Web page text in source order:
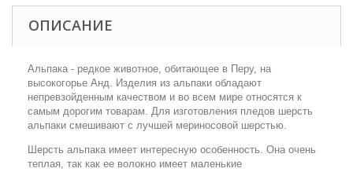
ОПИСАНИЕ
Альпака - редкое животное, обитающее в Перу, на
высокогорье Анд. Изделия из альпаки обладают
непревзойденным качеством и во всем мире относятся к
самым дорогим товарам. Для изготовления пледов шерсть
альпаки смешивают с лучшей мериносовой шерстью.
Шерсть альпака имеет интересную особенность. Она очень
теплая, так как ее волокно имеет маленькие